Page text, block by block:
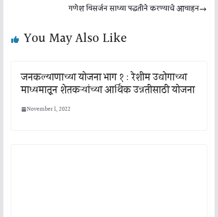
गणेश विसर्जन साध्या पद्धतीने करण्याचे आवाहन
You May Also Like
जनकल्याणाच्या योजना भाग १ : रेशीम उद्योगाच्या
माध्यमातून शेतकऱ्यांच्या आर्थिक उन्नतीसाठी योजना
November 1, 2022